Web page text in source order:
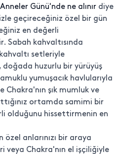
Anneler Günü'nde ne alınır diye
geçireceğiniz özel bir gün
en değerli
Sabah kahvaltısında
setleriyle
doğada huzurlu bir yürüyüş
yumuşacık havlularıyla
Chakra'nın şık mumluk ve
ortamda samimi bir
olduğunu hissettirmenin en
anlarınızı bir araya
Chakra'nın el işçiliğiyle